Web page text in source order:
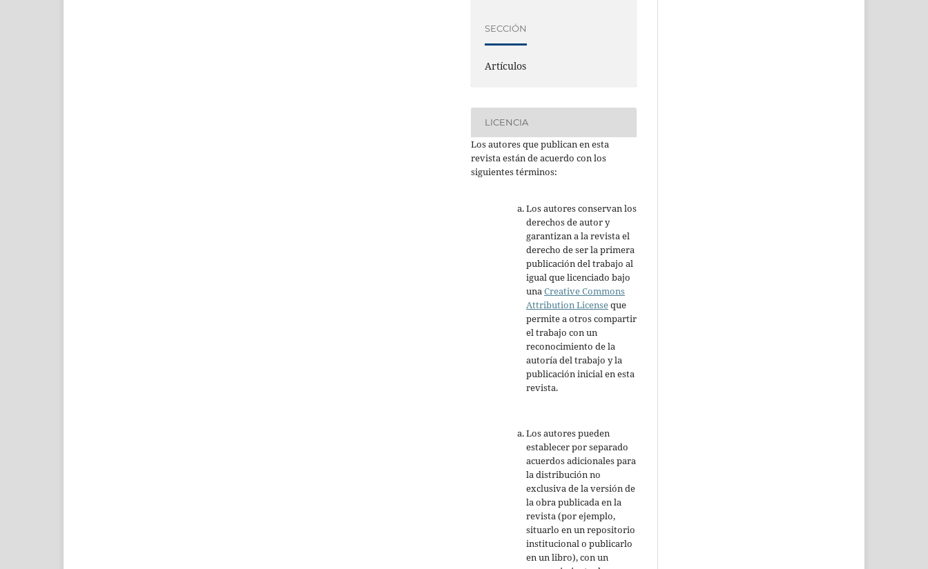
SECCIÓN
Artículos
LICENCIA
Los autores que publican en esta
revista están de acuerdo con los
siguientes términos:
Los autores conservan los
derechos de autor y
garantizan a la revista el
derecho de ser la primera
publicación del trabajo al
igual que licenciado bajo
unaCreative Commons
Attribution Licenseque
permite a otros compartir
el trabajo con un
reconocimiento de la
autoría del trabajo y la
publicación inicial en esta
revista.
Los autores pueden
establecer por separado
acuerdos adicionales para
la distribución no
exclusiva de la versión de
la obra publicada en la
revista (por ejemplo,
situarlo en un repositorio
institucional o publicarlo
en un libro), con un